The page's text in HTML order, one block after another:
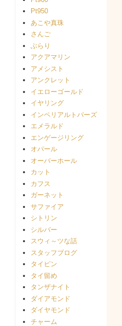
Pt950
あこや真珠
さんご
ぶらり
アクアマリン
アメシスト
アンクレット
イエローゴールド
イヤリング
インペリアルトパーズ
エメラルド
エンゲージリング
オパール
オーバーホール
カット
カフス
ガーネット
サファイア
シトリン
シルバー
スウィ～ツな話
スタッフブログ
タイピン
タイ留め
タンザナイト
ダイアモンド
ダイヤモンド
チャーム